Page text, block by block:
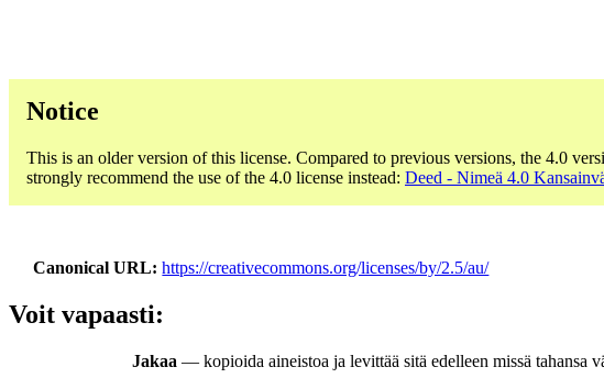
Notice
This is an older version of this license. Compared to previous versions, the 4.0
strongly recommend the use of the 4.0 license instead: Deed - Nimeä 4.0
Canonical URL https://creativecommons.org/licenses/by/2.5/au/
Voit vapaasti:
Jakaa — kopioida aineistoa ja levittää sitä edelleen missä tahansa